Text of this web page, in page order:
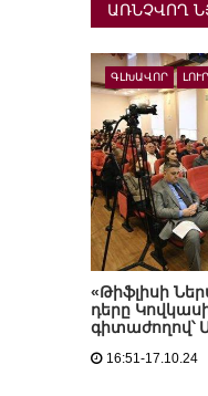
ԱՌՆՉՎՈՂ
ԳԼԽԱՎՈՐ ԼՈՒՐ
«Թիֆլիսի
դերը
գիտաժողով՝
16:51-17.10.24